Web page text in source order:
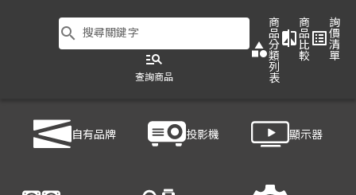
search 搜尋關鍵字
manage_search
查詢商品
category
商
品
分
類
列
表
compare
商
品
比
較
list_alt
詢
價
清
單
自有品牌 投影機 顯示器
無線投影伺服器